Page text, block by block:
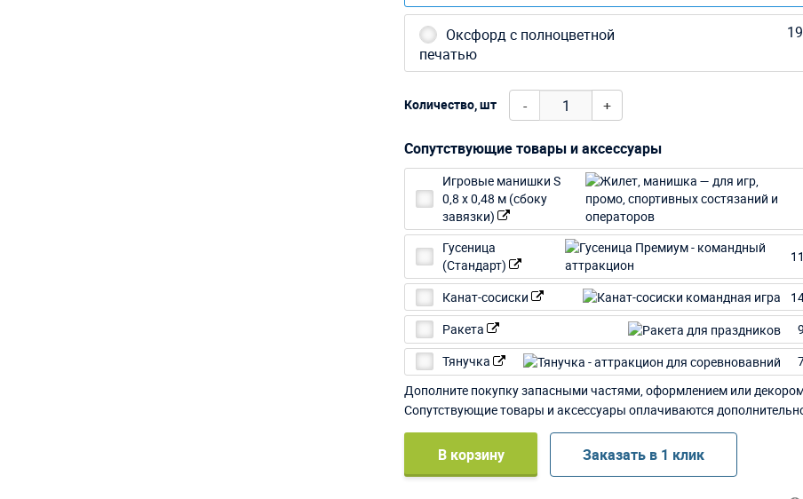
Оксфорд с полноцветной
печатью
Количество, шт - +
Сопутствующие товары и аксессуары
Игровые манишки S
0,8 х 0,48 м (сбоку
завязки)
Гусеница
(Стандарт)
Канат-сосиски
Ракета
Тянучка
Дополните покупку запасными частями, оформлением или
Сопутствующие товары и аксессуары оплачиваются
В корзину Заказать в 1 клик